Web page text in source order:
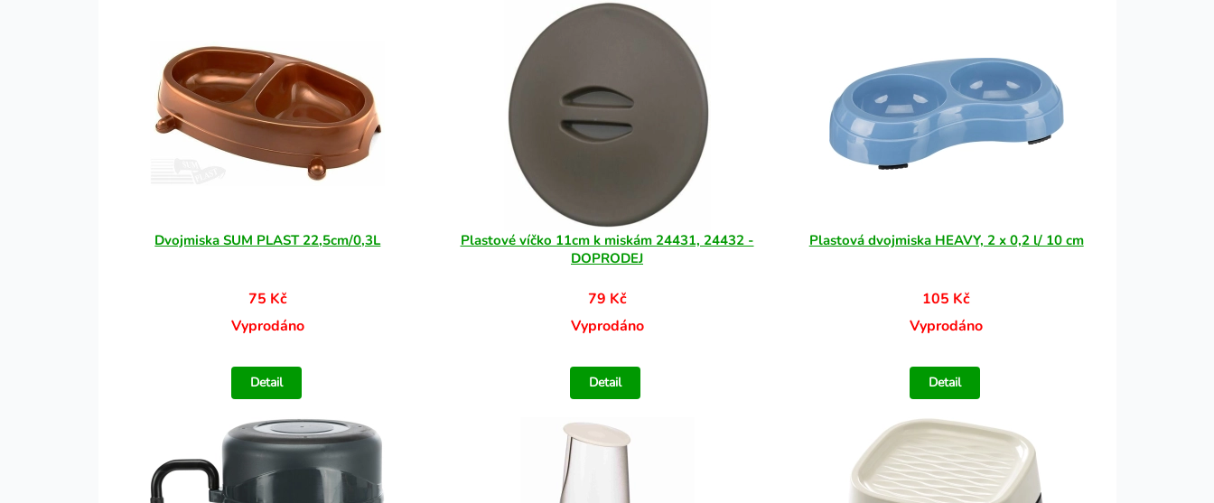
Dvojmiska SUM PLAST 22,5cm/0,3L
75 Kč
Vyprodáno
Detail
Plastové víčko 11cm k miskám 24431, 24432 -
DOPRODEJ
79 Kč
Vyprodáno
Detail
Plastová dvojmiska HEAVY, 2 x 0,2 l/ 10 cm
105 Kč
Vyprodáno
Detail